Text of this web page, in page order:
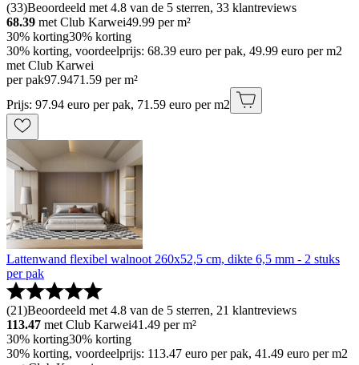
(33)Beoordeeld met 4.8 van de 5 sterren, 33 klantreviews
68.39 met Club Karwei49.99 per m²
30% korting30% korting
30% korting, voordeelprijs: 68.39 euro per pak, 49.99 euro per m2
met Club Karwei
per pak97.9471.59 per m²
Prijs: 97.94 euro per pak, 71.59 euro per m2
Lattenwand flexibel walnoot 260x52,5 cm, dikte 6,5 mm - 2 stuks
per pak
(21)Beoordeeld met 4.8 van de 5 sterren, 21 klantreviews
113.47 met Club Karwei41.49 per m²
30% korting30% korting
30% korting, voordeelprijs: 113.47 euro per pak, 41.49 euro per m2